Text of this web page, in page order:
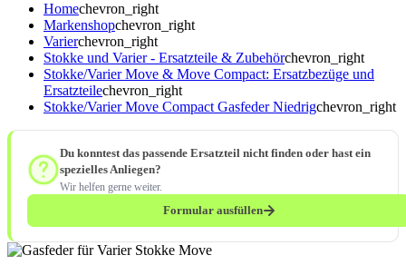
Homechevron_right
Markenshopchevron_right
Varierchevron_right
Stokke und Varier - Ersatzteile & Zubehörchevron_right
Stokke/Varier Move & Move Compact: Ersatzbezüge und
Ersatzteilechevron_right
Stokke/Varier Move Compact Gasfeder Niedrigchevron_right
Du konntest das passende Ersatzteil nicht finden oder hast ein
spezielles Anliegen?
Wir helfen gerne weiter.
Formular ausfüllen